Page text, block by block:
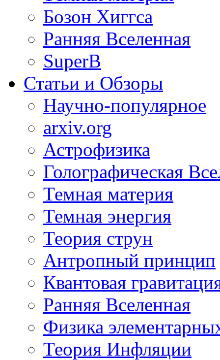
Бозон Хиггса
Ранняя Вселенная
SuperB
Статьи и Обзоры
Научно-популярное
arxiv.org
Астрофизика
Голографическая
Темная материя
Темная энергия
Теория струн
Антропный принцип
Квантовая
Ранняя Вселенная
Физика
Теория Инфляции